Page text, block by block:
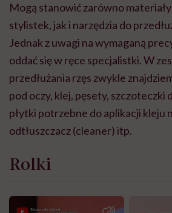
Mogą stanowić zarówno
stylistek, jak i narzędzia do
Jednak z uwagi na wymaganą
oddać się w ręce specjalistki. W
przedłużania rzęs zwykle
pod oczy, klej, pęsety, szczoteczki
płytki potrzebne do aplikacji kleju
odtłuszczacz (cleaner) itp.
Rolki